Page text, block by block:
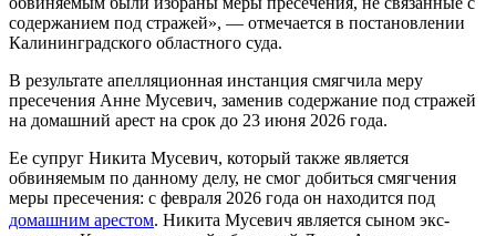
содержанием под стражей», — отмечается в постановлении
Калининградского областного суда.
В результате апелляционная инстанция смягчила меру
пресечения Анне Мусевич, заменив содержание под стражей
на домашний арест на срок до 23 июня 2026 года.
Ее супруг Никита Мусевич, который также является
обвиняемым по данному делу, не смог добиться смягчения
меры пресечения: с февраля 2026 года он находится под
домашним арестом. Никита Мусевич является сыном экс-